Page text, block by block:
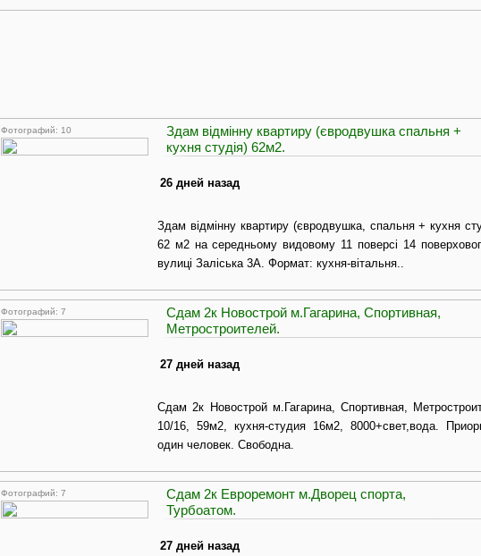
Фотографий: 10
Здам відмінну квартиру (євродвушка спальня +
кухня студія) 62м2.
26 дней назад
Здам відмінну квартиру (євродвушка, спальня + кухня
62 м2 на середньому видовому 11 поверсі 14
вулиці Заліська 3А. Формат: кухня-вітальня..
Фотографий: 7
Сдам 2к Новострой м.Гагарина, Спортивная,
Метростроителей.
27 дней назад
Сдам 2к Новострой м.Гагарина, Спортивная,
10/16, 59м2, кухня-студия 16м2, 8000+свет,вода.
один человек. Свободна.
Фотографий: 7
Сдам 2к Евроремонт м.Дворец спорта,
Турбоатом.
27 дней назад